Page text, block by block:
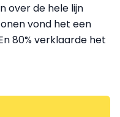
over de hele lijn
vond het een
80% verklaarde het